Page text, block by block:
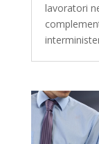
lavoratori